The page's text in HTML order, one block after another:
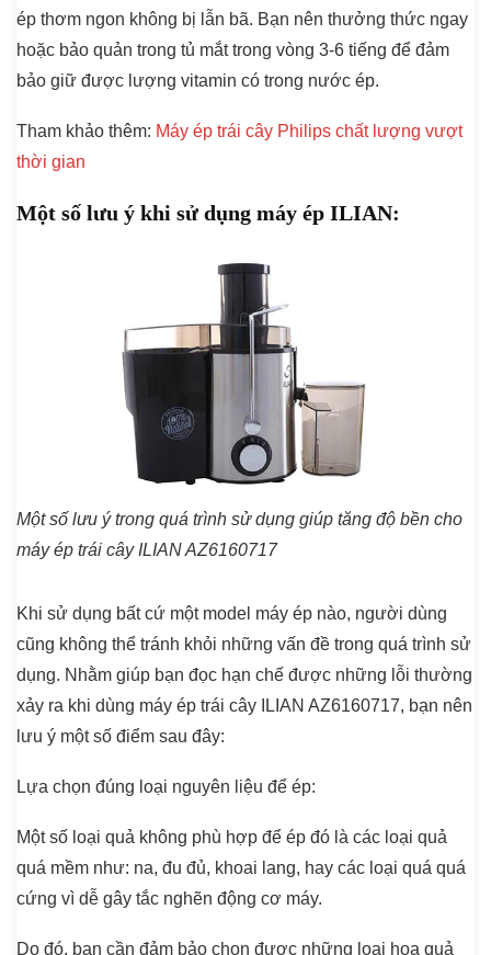
ép thơm ngon không bị lẫn bã. Bạn nên thưởng thức ngay
hoặc bảo quản trong tủ mắt trong vòng 3-6 tiếng để đảm
bảo giữ được lượng vitamin có trong nước ép.
Tham khảo thêm: Máy ép trái cây Philips chất lượng vượt
thời gian
Một số lưu ý khi sử dụng máy ép ILIAN:
Một số lưu ý trong quá trình sử dụng giúp tăng độ bền cho
máy ép trái cây ILIAN AZ6160717
Khi sử dụng bất cứ một model máy ép nào, người dùng
cũng không thể tránh khỏi những vấn đề trong quá trình sử
dụng. Nhằm giúp bạn đọc hạn chế được những lỗi thường
xảy ra khi dùng máy ép trái cây ILIAN AZ6160717, bạn nên
lưu ý một số điểm sau đây:
Lựa chọn đúng loại nguyên liệu để ép:
Một số loại quả không phù hợp để ép đó là các loại quả
quá mềm như: na, đu đủ, khoai lang, hay các loại quá quá
cứng vì dễ gây tắc nghẽn động cơ máy.
Do đó, bạn cần đảm bảo chọn được những loại hoa quả